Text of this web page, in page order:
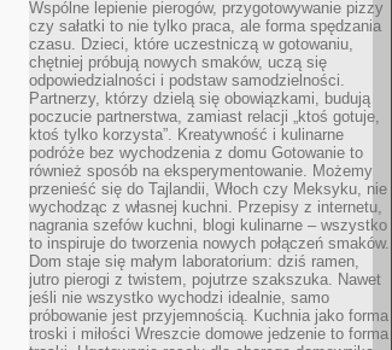
Wspólne lepienie pierogów, przygotowywanie pizzy
czy sałatki to nie tylko praca, ale forma spędzania
czasu. Dzieci, które uczestniczą w gotowaniu,
chętniej próbują nowych smaków, uczą się
odpowiedzialności i podstaw samodzielności.
Partnerzy, którzy dzielą się obowiązkami, budują
poczucie partnerstwa, zamiast relacji „ktoś gotuje,
ktoś tylko korzysta”. Kreatywność i kulinarne
podróże bez wychodzenia z domu Gotowanie to
również sposób na eksperymentowanie. Możemy
przenieść się do Tajlandii, Włoch czy Meksyku, nie
wychodząc z własnej kuchni. Przepisy z internetu,
nagrania szefów kuchni, blogi kulinarne – wszystko
to inspiruje do tworzenia nowych połączeń smaków.
Dom staje się małym laboratorium: dziś ramen,
jutro pierogi z twistem, pojutrze szakszuka. Nawet
jeśli nie wszystko wychodzi idealnie, samo
próbowanie jest przyjemnością. Kuchnia jako forma
troski i miłości Wreszcie domowe jedzenie to forma